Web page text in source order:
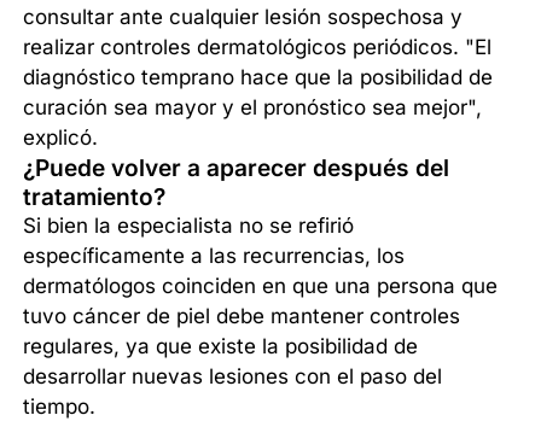
consultar ante cualquier lesión sospechosa y
realizar controles dermatológicos periódicos. "El
diagnóstico temprano hace que la posibilidad de
curación sea mayor y el pronóstico sea mejor",
explicó.
¿Puede volver a aparecer después del
tratamiento?
Si bien la especialista no se refirió
específicamente a las recurrencias, los
dermatólogos coinciden en que una persona que
tuvo cáncer de piel debe mantener controles
regulares, ya que existe la posibilidad de
desarrollar nuevas lesiones con el paso del
tiempo.